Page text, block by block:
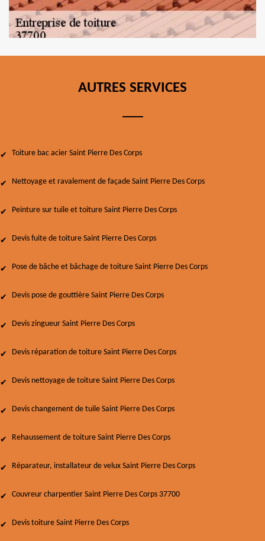
AUTRES SERVICES
Toiture bac acier Saint Pierre Des Corps
Nettoyage et ravalement de façade Saint Pierre Des Corps
Peinture sur tuile et toiture Saint Pierre Des Corps
Devis fuite de toiture Saint Pierre Des Corps
Pose de bâche et bâchage de toiture Saint Pierre Des Corps
Devis pose de gouttière Saint Pierre Des Corps
Devis zingueur Saint Pierre Des Corps
Devis réparation de toiture Saint Pierre Des Corps
Devis nettoyage de toiture Saint Pierre Des Corps
Devis changement de tuile Saint Pierre Des Corps
Rehaussement de toiture Saint Pierre Des Corps
Réparateur, installateur de velux Saint Pierre Des Corps
Couvreur charpentier Saint Pierre Des Corps 37700
Devis toiture Saint Pierre Des Corps